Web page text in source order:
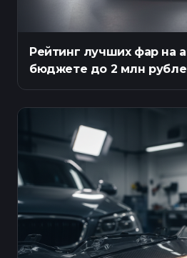
Рейтинг лучших фар на
бюджете до 2 млн
описание